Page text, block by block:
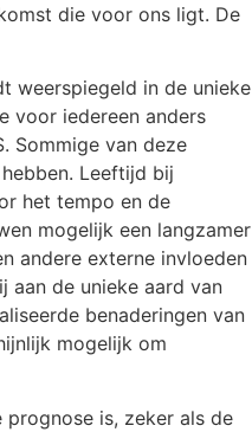
die voor ons ligt. De
weerspiegeld in de unieke
voor iedereen anders
Sommige van deze
Leeftijd bij
het tempo en de
mogelijk een langzamer
andere externe invloeden
aan de unieke aard van
benaderingen van
mogelijk om
is, zeker als de